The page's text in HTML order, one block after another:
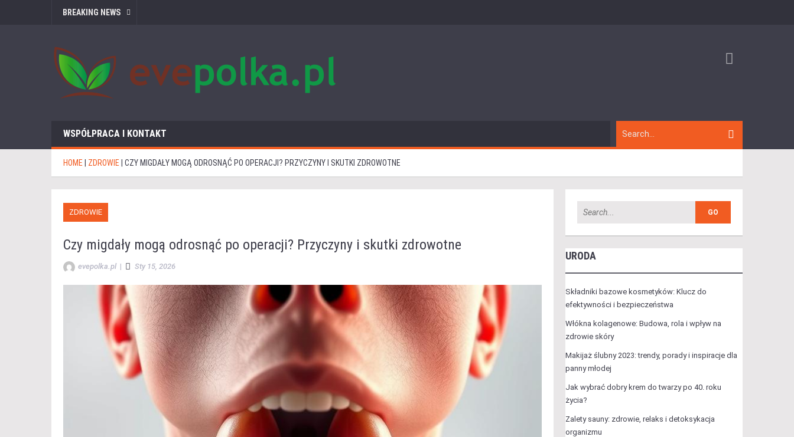
BREAKING NEWS
WSPÓŁPRACA I KONTAKT
HOME ZDROWIE CZY MIGDAŁY MOGĄ ODROSNĄĆ PO OPERACJI? PRZYCZYNY I SKUTKI ZDROWOTNE
ZDROWIE
Czy migdały mogą odrosnąć po operacji? Przyczyny i skutki zdrowotne
evepolka.pl | Sty 15, 2026
URODA
Składniki bazowe kosmetyków: Klucz do
efektywności i bezpieczeństwa
Włókna kolagenowe: Budowa, rola i wpływ na
zdrowie skóry
Makijaż ślubny 2023: trendy, porady i inspiracje dla
panny młodej
Jak wybrać dobry krem do twarzy po 40. roku
życia?
Zalety sauny: zdrowie, relaks i detoksykacja
organizmu